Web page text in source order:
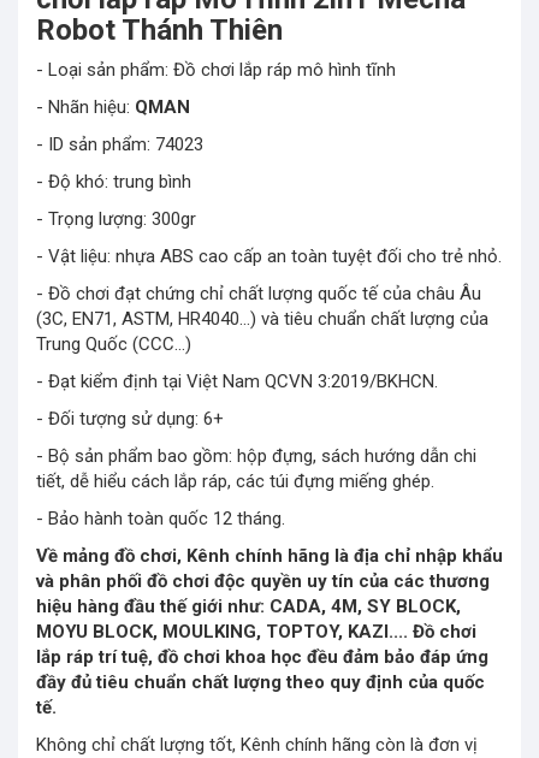
Robot Thánh Thiên
- Loại sản phẩm: Đồ chơi lắp ráp mô hình tĩnh
- Nhãn hiệu: QMAN
- ID sản phẩm: 74023
- Độ khó: trung bình
- Trọng lượng: 300gr
- Vật liệu: nhựa ABS cao cấp an toàn tuyệt đối cho trẻ nhỏ.
- Đồ chơi đạt chứng chỉ chất lượng quốc tế của châu Âu
(3C, EN71, ASTM, HR4040…) và tiêu chuẩn chất lượng của
Trung Quốc (CCC…)
- Đạt kiểm định tại Việt Nam QCVN 3:2019/BKHCN.
- Đối tượng sử dụng: 6+
- Bộ sản phẩm bao gồm: hộp đựng, sách hướng dẫn chi
tiết, dễ hiểu cách lắp ráp, các túi đựng miếng ghép.
- Bảo hành toàn quốc 12 tháng.
Về mảng đồ chơi, Kênh chính hãng là địa chỉ nhập khẩu
và phân phối đồ chơi độc quyền uy tín của các thương
hiệu hàng đầu thế giới như: CADA, 4M, SY BLOCK,
MOYU BLOCK, MOULKING, TOPTOY, KAZI.... Đồ chơi
lắp ráp trí tuệ, đồ chơi khoa học đều đảm bảo đáp ứng
đầy đủ tiêu chuẩn chất lượng theo quy định của quốc
tế.
Không chỉ chất lượng tốt, Kênh chính hãng còn là đơn vị